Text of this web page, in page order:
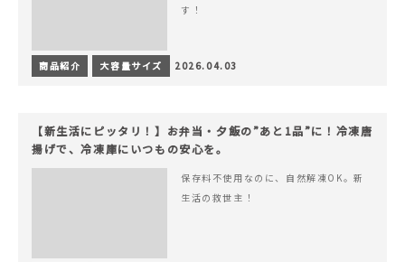
す！
商品紹介 大容量サイズ 2026.04.03
【新生活にピッタリ！】お弁当・夕飯の”あと1品”に！冷凍唐
揚げで、冷凍庫にいつもの安心を。
保存料不使用なのに、自然解凍OK。新
生活の救世主！